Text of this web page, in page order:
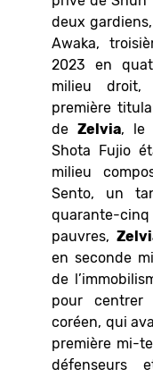
deux
Awaka,
2023 en
milieu droit,
première
deZelvia, le
Shota Fujio
milieu
Sento, un
quarante-
pauvres,
en seconde
de
pour centrer
coréen, qui
première mi-
défenseurs